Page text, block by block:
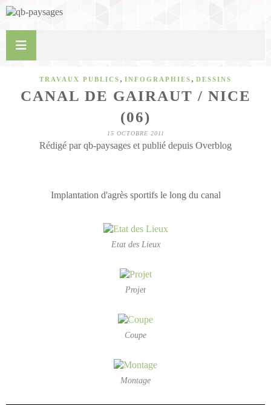
TRAVAUX PUBLICS , INFOGRAPHIES , DESSINS
CANAL DE GAIRAUT / NICE
(06)
15 OCTOBRE 2011
Rédigé par qb-paysages et publié depuis Overblog
Implantation d'agrès sportifs le long du canal
Etat des Lieux
Projet
Coupe
Montage